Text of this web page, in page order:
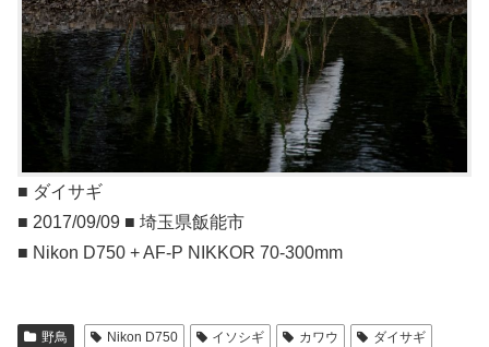
■ ダイサギ
■ 2017/09/09 ■ 埼玉県飯能市
■ Nikon D750 + AF-P NIKKOR 70-300mm
野鳥 Nikon D750 イソシギ カワウ
ダイサギ